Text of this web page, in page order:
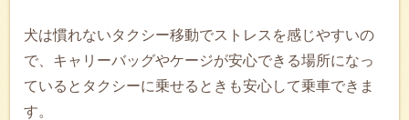
犬は慣れないタクシー移動でストレスを感じやすいの
で、キャリーバッグやケージが安心できる場所になっ
ているとタクシーに乗せるときも安心して乗車できま
す。